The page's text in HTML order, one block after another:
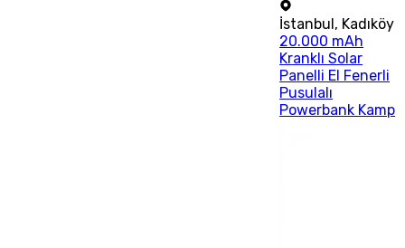
İstanbul , Kadıköy
20.000 mAh
Kranklı Solar
Panelli El Fenerli
Pusulalı
Powerbank Kamp